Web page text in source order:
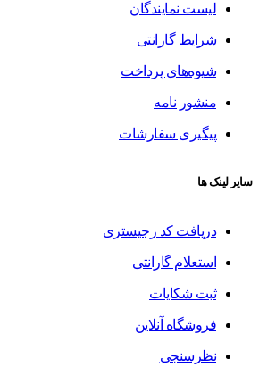
لیست نمایندگان
شرایط گارانتی
شیوه‌های پرداخت
منشور نامه
پیگیری سفارشات
سایر لینک ها
دریافت کد رجیستری
استعلام گارانتی
ثبت شکایات
فروشگاه آنلاین
نظرسنجی